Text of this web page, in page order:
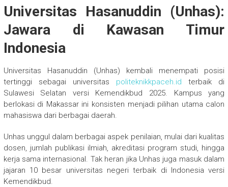
Universitas Hasanuddin (Unhas):
Jawara di Kawasan Timur
Indonesia
Universitas Hasanuddin (Unhas) kembali menempati posisi
tertinggi sebagai universitas politeknikkpaceh.id terbaik di
Sulawesi Selatan versi Kemendikbud 2025. Kampus yang
berlokasi di Makassar ini konsisten menjadi pilihan utama calon
mahasiswa dari berbagai daerah.
Unhas unggul dalam berbagai aspek penilaian, mulai dari kualitas
dosen, jumlah publikasi ilmiah, akreditasi program studi, hingga
kerja sama internasional. Tak heran jika Unhas juga masuk dalam
jajaran 10 besar universitas negeri terbaik di Indonesia versi
Kemendikbud.